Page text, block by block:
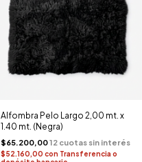
Alfombra Pelo Largo 2,00 mt. x
1.40 mt. (Negra)
$65.200,00
$52.160,00 con Transferencia o